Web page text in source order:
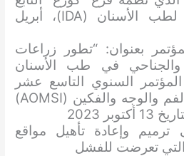
للجمعية الهندية لطب الأسنان (IDA)، أبريل
بعنوان: “تطور زراعات
والجناحي في طب الأسنان
السنوي التاسع عشر
لجمعية جراحي الفم والوجه والفكين (AOMSI)
2023
ترميم وإعادة تأهيل مواقع
التي تعرضت للفشل